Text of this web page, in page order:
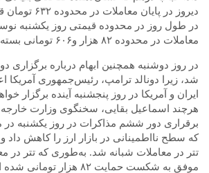
دیروز در پایان
در طول روز در محدوده قیمتی روز یکشنبه
معاملات در محدوده ۸۲ هزار و‌۶۰۶ تومانی بسته شد.
در روز دوشنبه همچنین ابهام درباره برگزاری
شد، زیرا دونالد ترامپ، رئیس‌جمهوری آمریکا
ایران و آمریکا در روز پنجشنبه آینده برگزار
هرچند اسماعیل بقایی، سخنگوی وزارت خارجه
برقراری دور ششم مذاکرات در روز یکشنبه
که سطح نااطمینانی در بازار ارز را کاهش
تتر در معاملات شبانه شد. به‌طوری که تتر در
موفق به شکست حمایت ۸۲ هزار